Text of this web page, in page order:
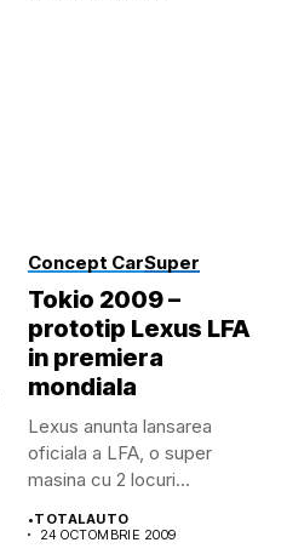
Concept CarSuper
Tokio 2009 –
prototip Lexus LFA
in premiera
mondiala
Lexus anunta lansarea
oficiala a LFA, o super
masina cu 2 locuri...
•TOTALAUTO
24 OCTOMBRIE 2009